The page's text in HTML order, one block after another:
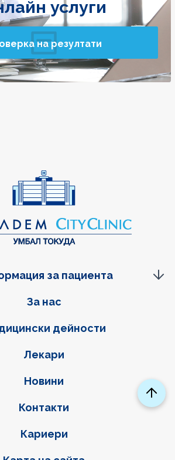
услуги
на резултати
За нас
дейности
Лекари
Новини
Контакти
Кариери
за пациента